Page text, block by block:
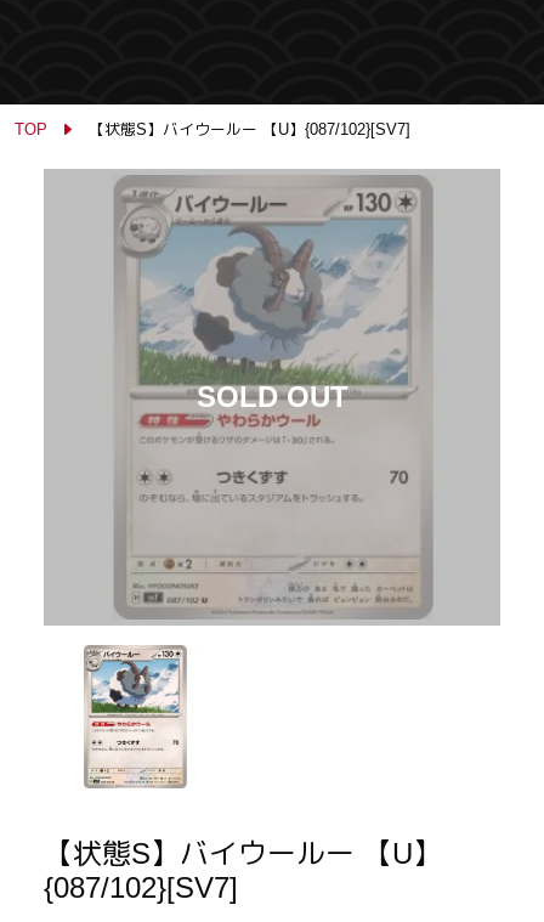
TOP 【状態S】バイウールー 【U】{087/102}[SV7]
【状態S】バイウールー 【U】
{087/102}[SV7]